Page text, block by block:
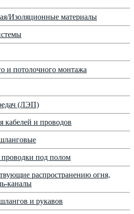
Изоляционные материалы
и потолочного монтажа
(ЛЭП)
кабелей и проводов
под полом
распространению огня,
каналы
и рукавов